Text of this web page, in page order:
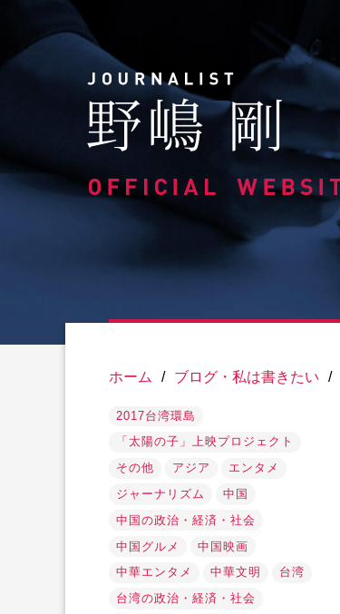
content
ホーム / ブログ・私は書きたい /
2017台湾環島
「太陽の子」上映プロジェクト
その他
アジア
エンタメ
ジャーナリズム
中国
中国の政治・経済・社会
中国グルメ
中国映画
中華エンタメ
中華文明
台湾
台湾の政治・経済・社会